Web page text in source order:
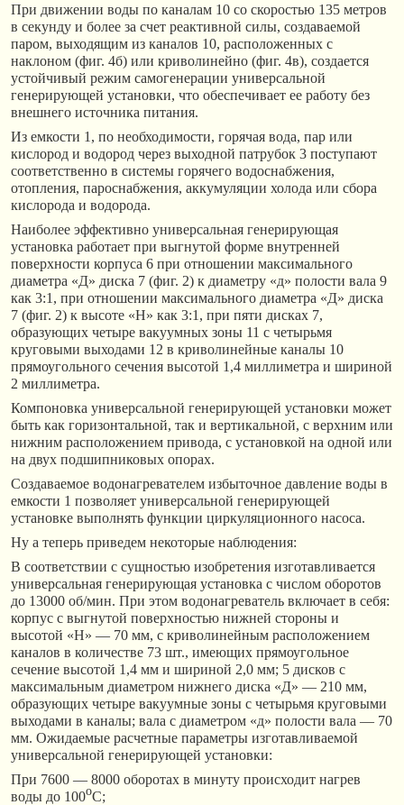
При движении воды по каналам 10 со скоростью 135 метров
в секунду и более за счет реактивной силы, создаваемой
паром, выходящим из каналов 10, расположенных с
наклоном (фиг. 4б) или криволинейно (фиг. 4в), создается
устойчивый режим самогенерации универсальной
генерирующей установки, что обеспечивает ее работу без
внешнего источника питания.
Из емкости 1, по необходимости, горячая вода, пар или
кислород и водород через выходной патрубок 3 поступают
соответственно в системы горячего водоснабжения,
отопления, пароснабжения, аккумуляции холода или сбора
кислорода и водорода.
Наиболее эффективно универсальная генерирующая
установка работает при выгнутой форме внутренней
поверхности корпуса 6 при отношении максимального
диаметра «Д» диска 7 (фиг. 2) к диаметру «д» полости вала 9
как 3:1, при отношении максимального диаметра «Д» диска
7 (фиг. 2) к высоте «Н» как 3:1, при пяти дисках 7,
образующих четыре вакуумных зоны 11 с четырьмя
круговыми выходами 12 в криволинейные каналы 10
прямоугольного сечения высотой 1,4 миллиметра и шириной
2 миллиметра.
Компоновка универсальной генерирующей установки может
быть как горизонтальной, так и вертикальной, с верхним или
нижним расположением привода, с установкой на одной или
на двух подшипниковых опорах.
Создаваемое водонагревателем избыточное давление воды в
емкости 1 позволяет универсальной генерирующей
установке выполнять функции циркуляционного насоса.
Ну а теперь приведем некоторые наблюдения:
В соответствии с сущностью изобретения изготавливается
универсальная генерирующая установка с числом оборотов
до 13000 об/мин. При этом водонагреватель включает в себя:
корпус с выгнутой поверхностью нижней стороны и
высотой «Н» — 70 мм, с криволинейным расположением
каналов в количестве 73 шт., имеющих прямоугольное
сечение высотой 1,4 мм и шириной 2,0 мм; 5 дисков с
максимальным диаметром нижнего диска «Д» — 210 мм,
образующих четыре вакуумные зоны с четырьмя круговыми
выходами в каналы; вала с диаметром «д» полости вала — 70
мм. Ожидаемые расчетные параметры изготавливаемой
универсальной генерирующей установки:
При 7600 — 8000 оборотах в минуту происходит нагрев
воды до 100oС;